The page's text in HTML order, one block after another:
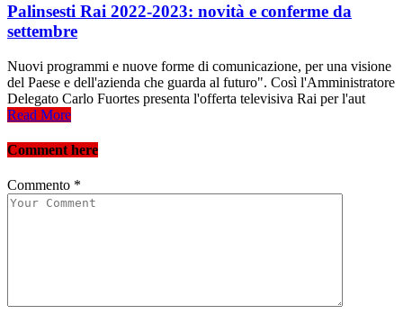
Palinsesti Rai 2022-2023: novità e conferme da
settembre
Nuovi programmi e nuove forme di comunicazione, per una visione
del Paese e dell'azienda che guarda al futuro". Così l'Amministratore
Delegato Carlo Fuortes presenta l'offerta televisiva Rai per l'aut
Read More
Comment here
Commento *